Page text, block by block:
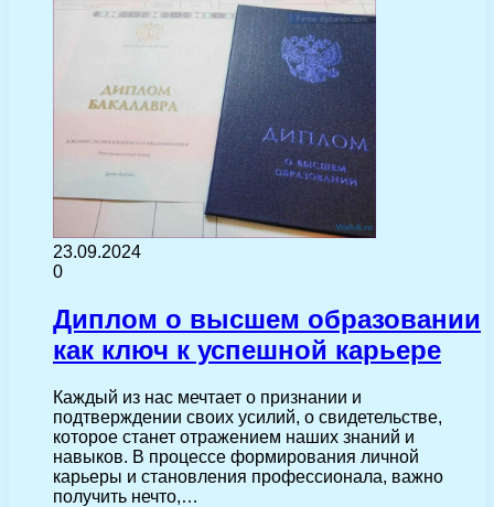
23.09.2024
0
Диплом о высшем образовании
как ключ к успешной карьере
Каждый из нас мечтает о признании и
подтверждении своих усилий, о свидетельстве,
которое станет отражением наших знаний и
навыков. В процессе формирования личной
карьеры и становления профессионала, важно
получить нечто,…